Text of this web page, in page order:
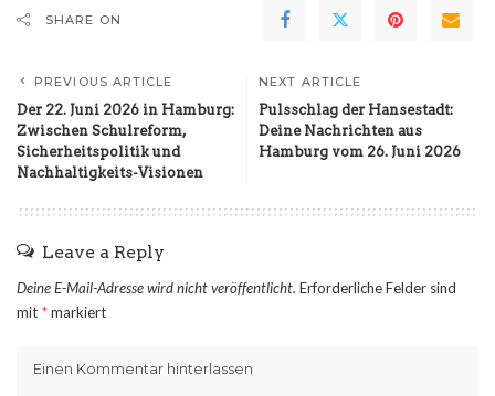
SHARE ON
PREVIOUS ARTICLE
Der 22. Juni 2026 in Hamburg:
Zwischen Schulreform,
Sicherheitspolitik und
Nachhaltigkeits-Visionen
NEXT ARTICLE
Pulsschlag der Hansestadt:
Deine Nachrichten aus
Hamburg vom 26. Juni 2026
Leave a Reply
Deine E-Mail-Adresse wird nicht veröffentlicht. Erforderliche Felder sind
mit *markiert